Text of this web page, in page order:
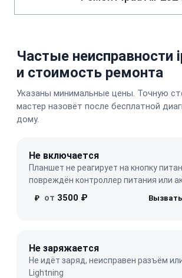
Частые неисправности
и стоимость ремонта
Указаны минимальные цены. Точную
мастер назовёт после бесплатной
дому.
Не включается
Планшет не реагирует на кнопку
повреждён контроллер питания или
₽ от 3500 ₽
Не заряжается
Не идёт заряд, неисправен разъём
Lightning